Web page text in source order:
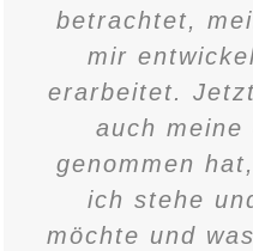
betrachtet,
mir
erarbeitet.
auch
genommen
ich stehe
möchte und